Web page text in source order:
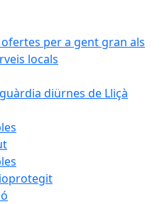
per a gent gran als
locals
diürnes de Lliçà